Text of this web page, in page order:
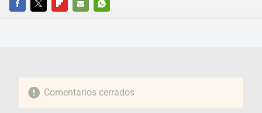
FACEBOOKTWITTERFLIPBOARD
E-
WHATSAPP
Comentarios cerrados